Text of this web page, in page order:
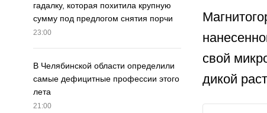
гадалку, которая похитила крупную
сумму под предлогом снятия порчи
23:00
В Челябинской области определили
самые дефицитные профессии этого
лета
21:00
свой
дикой